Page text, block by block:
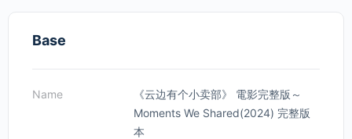
Base
Name
《云边有个小卖部》 電影完整版～
Moments We Shared(2024) 完整版
本